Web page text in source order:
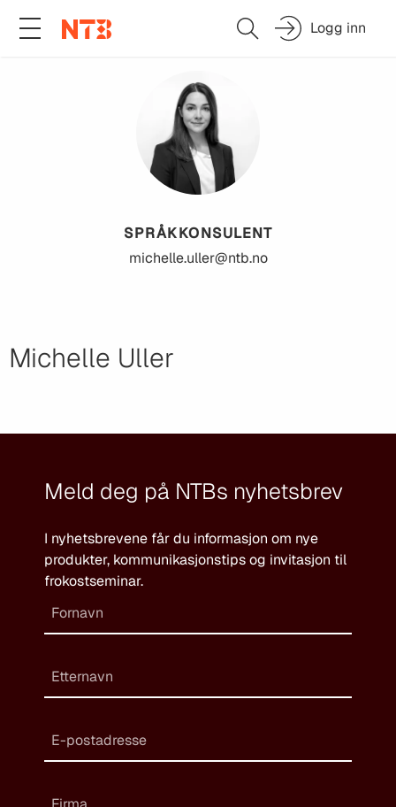
Logg inn
SPRÅKKONSULENT
michelle.uller@ntb.no
Michelle Uller
Meld deg på NTBs nyhetsbrev
I nyhetsbrevene får du informasjon om nye
produkter, kommunikasjonstips og invitasjon til
frokostseminar.